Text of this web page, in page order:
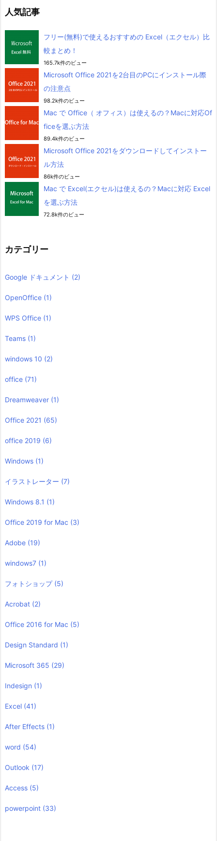
人気記事
フリー(無料)で使えるおすすめの Excel（エクセル）比
較まとめ！
165.7k件のビュー
Microsoft Office 2021を2台目のPCにインストール際
の注意点
98.2k件のビュー
Mac で Office（ オフィス）は使えるの？Macに対応Of
ficeを選ぶ方法
89.4k件のビュー
Microsoft Office 2021をダウンロードしてインストー
ル方法
86k件のビュー
Mac で Excel(エクセル)は使えるの？Macに対応 Excel
を選ぶ方法
72.8k件のビュー
カテゴリー
Google ドキュメント (2)
OpenOffice (1)
WPS Office (1)
Teams (1)
windows 10 (2)
office (71)
Dreamweaver (1)
Office 2021 (65)
office 2019 (6)
Windows (1)
イラストレーター (7)
Windows 8.1 (1)
Office 2019 for Mac (3)
Adobe (19)
windows7 (1)
フォトショップ (5)
Acrobat (2)
Office 2016 for Mac (5)
Design Standard (1)
Microsoft 365 (29)
Indesign (1)
Excel (41)
After Effects (1)
word (54)
Outlook (17)
Access (5)
powerpoint (33)